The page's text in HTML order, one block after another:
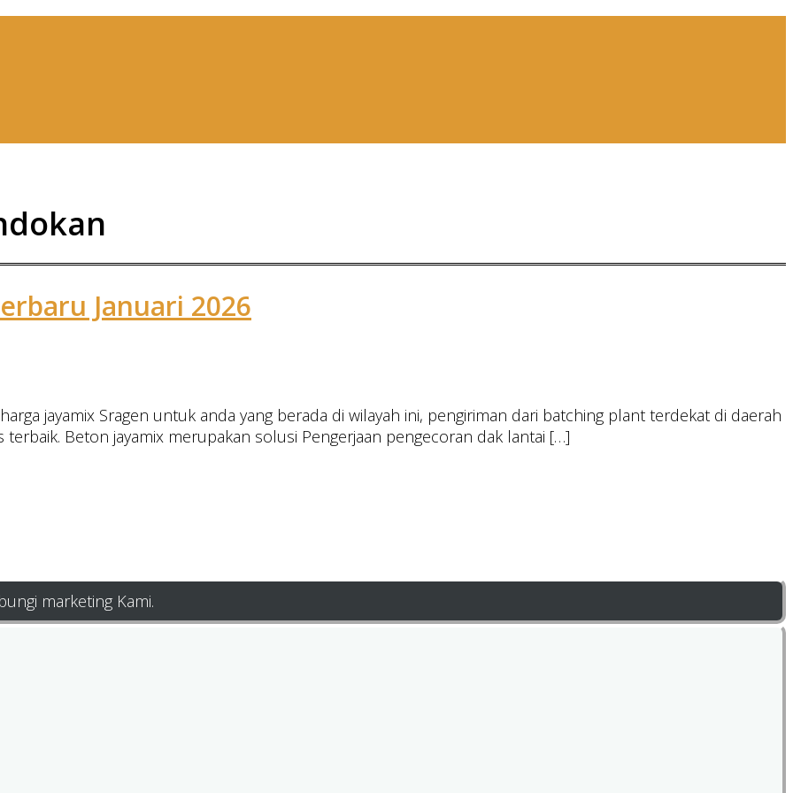
Januari 2026
jayamix Sragen untuk anda yang berada di wilayah ini, pengiriman dari batching plant terdekat di daerah
Beton jayamix merupakan solusi Pengerjaan pengecoran dak lantai […]
marketing Kami.